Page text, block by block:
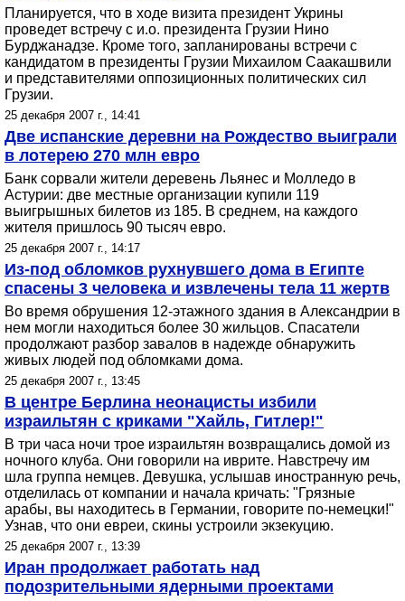
Планируется, что в ходе визита президент Укрины
проведет встречу с и.о. президента Грузии Нино
Бурджанадзе. Кроме того, запланированы встречи с
кандидатом в президенты Грузии Михаилом Саакашвили
и представителями оппозиционных политических сил
Грузии.
25 декабря 2007 г., 14:41
Две испанские деревни на Рождество выиграли
в лотерею 270 млн евро
Банк сорвали жители деревень Льянес и Молледо в
Астурии: две местные организации купили 119
выигрышных билетов из 185. В среднем, на каждого
жителя пришлось 90 тысяч евро.
25 декабря 2007 г., 14:17
Из-под обломков рухнувшего дома в Египте
спасены 3 человека и извлечены тела 11 жертв
Во время обрушения 12-этажного здания в Александрии в
нем могли находиться более 30 жильцов. Спасатели
продолжают разбор завалов в надежде обнаружить
живых людей под обломками дома.
25 декабря 2007 г., 13:45
В центре Берлина неонацисты избили
израильтян с криками "Хайль, Гитлер!"
В три часа ночи трое израильтян возвращались домой из
ночного клуба. Они говорили на иврите. Навстречу им
шла группа немцев. Девушка, услышав иностранную речь,
отделилась от компании и начала кричать: "Грязные
арабы, вы находитесь в Германии, говорите по-немецки!"
Узнав, что они евреи, скины устроили экзекуцию.
25 декабря 2007 г., 13:39
Иран продолжает работать над
подозрительными ядерными проектами